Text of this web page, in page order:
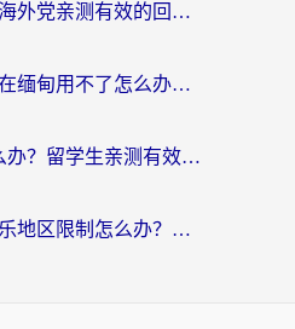
国外电影怎么看？海外党亲测有效的回国加速器选择指南
国家政务服务平台在缅甸用不了怎么办？海外华人必看的回国加速全攻略
海外看不了b站怎么办？留学生亲测有效的回国加速器选择攻略，解决豆瓣音乐、美团外卖难题
在新西兰用千千音乐地区限制怎么办？海外华人必备的回国加速解决方案